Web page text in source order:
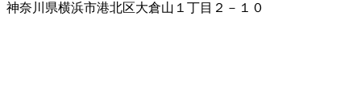
神奈川県横浜市港北区大倉山１丁目２－１０